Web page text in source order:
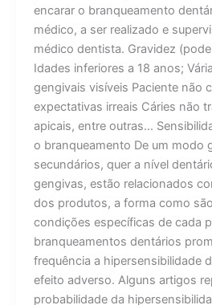
encarar o branqueamento
médico, a ser realizado e
médico dentista. Gravidez
Idades inferiores a 18 anos;
gengivais visíveis Paciente não
expectativas irreais Cáries não
apicais, entre outras…
o branqueamento De um modo
secundários, quer a nível
gengivas, estão relacionados
dos produtos, a forma como
condições específicas de cada
branqueamentos dentários
frequência a hipersensibilidade
efeito adverso. Alguns artigos
probabilidade da